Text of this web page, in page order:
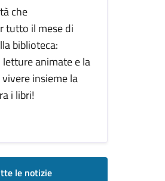
che
tutto il mese di
biblioteca:
animate e la
insieme la
i libri!
le notizie